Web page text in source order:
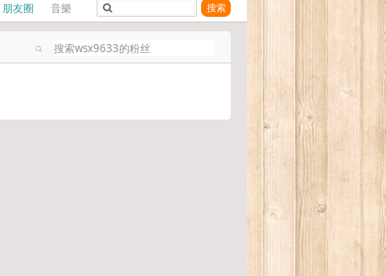
搜索
朋友圈 音樂